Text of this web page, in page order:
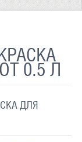
0.5 Л
ДЛЯ